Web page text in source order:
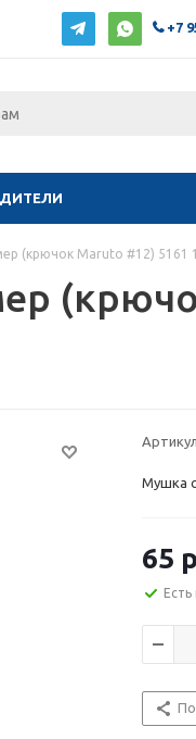
+7
(крючок Maruto #12) 5161
Мушка
65
Есть